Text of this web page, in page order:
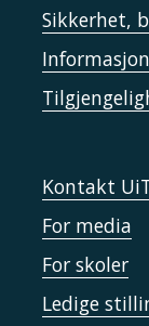
Sikkerhet,
Kontakt
For media
For skoler
Ledige